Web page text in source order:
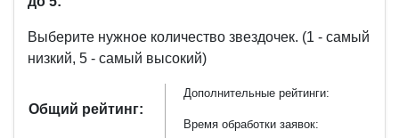
Выберите нужное количество звездочек. (1 - самый
низкий, 5 - самый высокий)
Общий рейтинг:
Дополнительные рейтинги:
Время обработки заявок: